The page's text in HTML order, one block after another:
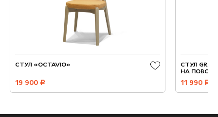
СТУЛ «OCTAVIO»
19 900 руб.
СТУЛ
НА
11 990 руб.